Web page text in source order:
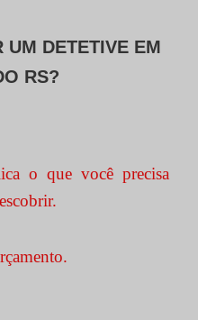
UM DETETIVE EM
RS?
o que você precisa